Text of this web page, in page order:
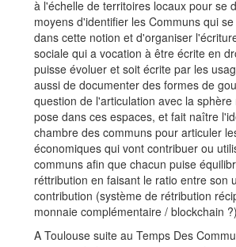
à l'échelle de territoires locaux pour se
moyens d'identifier les Communs qui
dans cette notion et d'organiser
sociale qui a vocation à être écrite en
puisse évoluer et soit écrite par les
aussi de documenter des formes de
question de l'articulation avec la
pose dans ces espaces, et fait naître
chambre des communs pour articuler
économiques qui vont contribuer ou
communs afin que chacun puise
réttribution en faisant le ratio entre son
contribution (système de rétribution
monnaie complémentaire / blockchain
A Toulouse suite au Temps Des